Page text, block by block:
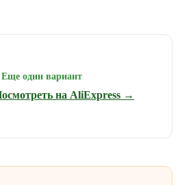
Еще один вариант
на AliExpress →